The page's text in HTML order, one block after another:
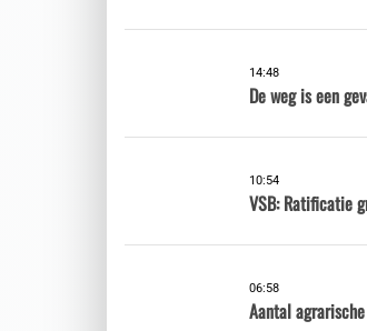
14:48
De weg is een
10:54
VSB: Ratificatie
06:58
Aantal